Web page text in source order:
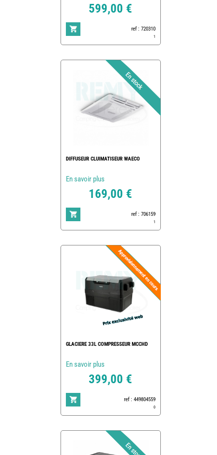
599,00 €
ref : 720310
1
DIFFUSEUR CLUIMATISEUR WAECO
En savoir plus
169,00 €
ref : 706159
1
GLACIERE 33L COMPRESSEUR MCCHD
En savoir plus
399,00 €
ref : 449804559
0